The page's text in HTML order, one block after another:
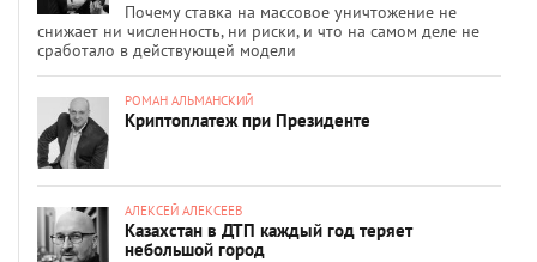
Почему ставка на массовое уничтожение не
снижает ни численность, ни риски, и что на самом деле не
сработало в действующей модели
РОМАН АЛЬМАНСКИЙ
Криптоплатеж при Президенте
АЛЕКСЕЙ АЛЕКСЕЕВ
Казахстан в ДТП каждый год теряет
небольшой город